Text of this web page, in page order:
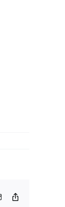
Email